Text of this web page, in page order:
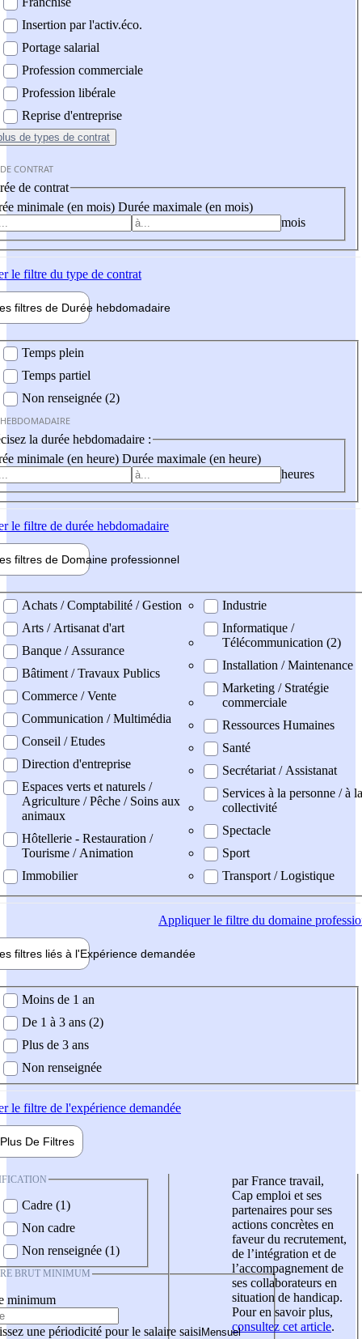
Insertion par l'activ.éco.
Portage salarial
Profession commerciale
Profession libérale
Reprise d'entreprise
de types de contrat
CONTRAT
de contrat
minimale (en mois) Durée maximale (en mois)
mois
le filtre du type de contrat
filtres de Durée hebdomadaire
Temps plein
Temps partiel
Non renseignée (2)
la durée hebdomadaire :
minimale (en heure) Durée maximale (en heure)
heures
le filtre de durée hebdomadaire
filtres de Domaine professionnel
professionel
Achats / Comptabilité / Gestion
Arts / Artisanat d'art
Banque / Assurance
Bâtiment / Travaux Publics
Commerce / Vente
Communication / Multimédia
Conseil / Etudes
Direction d'entreprise
Espaces verts et naturels /
Agriculture / Pêche / Soins aux
animaux
Hôtellerie - Restauration /
Tourisme / Animation
Immobilier
Industrie
Informatique /
Télécommunication (2)
Installation / Maintenance
Marketing / Stratégie
commerciale
Ressources Humaines
Santé
Secrétariat / Assistanat
Services à la personne / à la
collectivité
Spectacle
Sport
Transport / Logistique
Appliquerle filtre du domaine
filtres liés à l'Expérience demandée
demandée
Moins de 1 an
De 1 à 3 ans (2)
Plus de 3 ans
Non renseignée
le filtre de l'expérience demandée
Plus De Filtres
Cadre (1)
Non cadre
Non renseignée (1)
BRUT MINIMUM
minimum
une périodicité pour le salaire saisi
par France travail,
Cap emploi et ses
partenaires pour ses
actions concrètes en
faveur du recrutement,
de l’intégration et de
l’accompagnement de
ses collaborateurs en
situation de handicap.
Pour en savoir plus,
consultez cet article.